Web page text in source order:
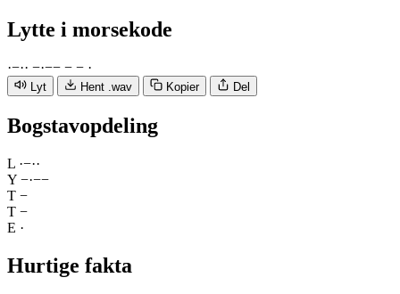
Lytte i morsekode
·−·· −·−− − − ·
Lyt Hent .wav Kopier Del
Bogstavopdeling
L ·−··
Y −·−−
T −
T −
E ·
Hurtige fakta